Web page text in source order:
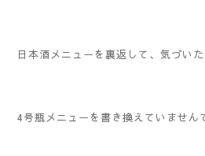
日本酒メニューを裏返して、気づい
4号瓶メニューを書き換えていませ